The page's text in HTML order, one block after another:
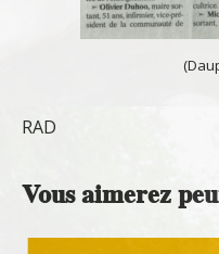
RAD
Vous aimerez